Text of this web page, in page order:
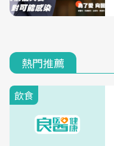
熱門推薦
飲食